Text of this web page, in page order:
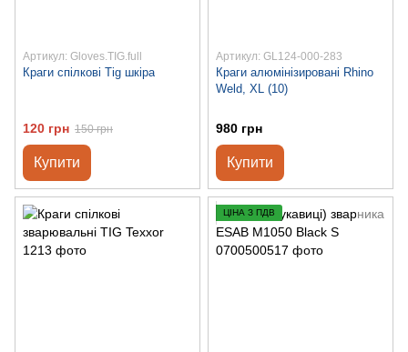
Артикул: Gloves.TIG.full
Краги спілкові Tig шкіра
120 грн 150 грн
Купити
Артикул: GL124-000-283
Краги алюмінізировані Rhino
Weld, XL (10)
980 грн
Купити
ЦІНА З ПДВ